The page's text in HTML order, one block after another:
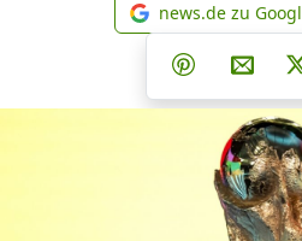
news.de zu
Teilen auf
Teilen auf
Per